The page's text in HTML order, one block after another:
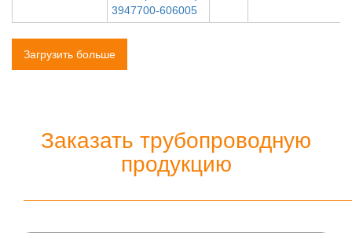
3947700-606005
Загрузить больше
Заказать трубопроводную
продукцию